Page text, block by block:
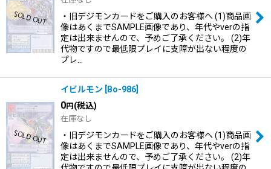
・旧デジモンカードをご購入のお客様へ (1)商品画
像はあくまでSAMPLE画像であり、年代やverの指
定は出来ませんので、予めご了承ください。 (2)年
代物ですので最低限プレイに支障が出ない程度の
プレ…
イビルモン Bo-986
0円(税込)
在庫なし
・旧デジモンカードをご購入のお客様へ (1)商品画
像はあくまでSAMPLE画像であり、年代やverの指
定は出来ませんので、予めご了承ください。 (2)年